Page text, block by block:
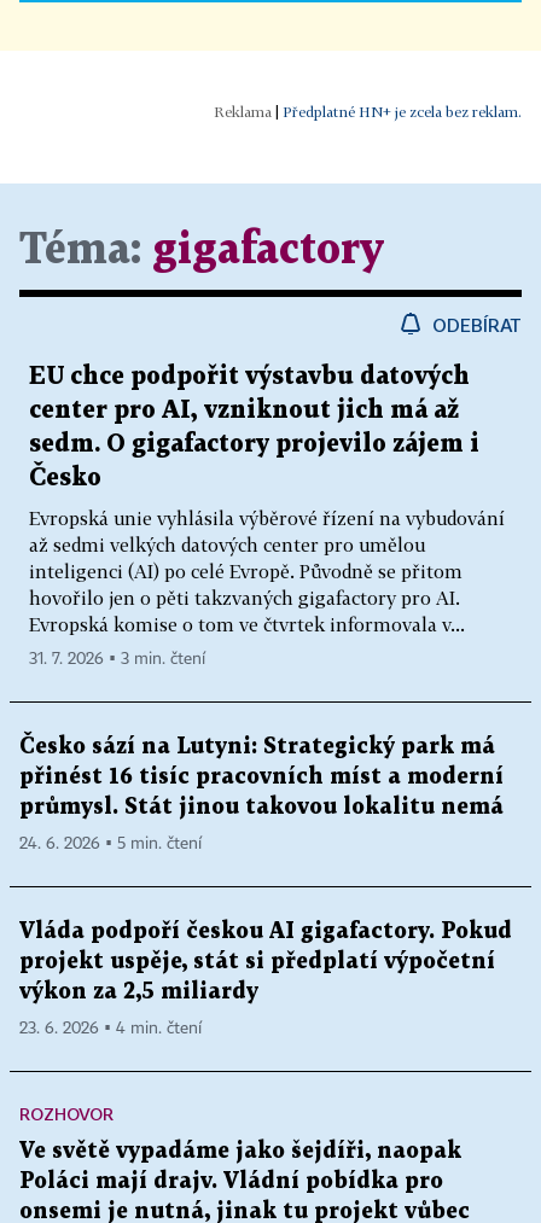
Předplatné HN+ je zcela bez reklam.
Téma: gigafactory
ODEBÍRAT
EU chce podpořit výstavbu datových
center pro AI, vzniknout jich má až
sedm. O gigafactory projevilo zájem i
Česko
Evropská unie vyhlásila výběrové řízení na vybudování
až sedmi velkých datových center pro umělou
inteligenci (AI) po celé Evropě. Původně se přitom
hovořilo jen o pěti takzvaných gigafactory pro AI.
Evropská komise o tom ve čtvrtek informovala v...
31. 7. 2026 ▪ 3 min. čtení
Česko sází na Lutyni: Strategický park má
přinést 16 tisíc pracovních míst a moderní
průmysl. Stát jinou takovou lokalitu nemá
24. 6. 2026 ▪ 5 min. čtení
Vláda podpoří českou AI gigafactory. Pokud
projekt uspěje, stát si předplatí výpočetní
výkon za 2,5 miliardy
23. 6. 2026 ▪ 4 min. čtení
ROZHOVOR
Ve světě vypadáme jako šejdíři, naopak
Poláci mají drajv. Vládní pobídka pro
onsemi je nutná, jinak tu projekt vůbec